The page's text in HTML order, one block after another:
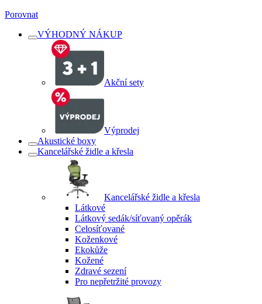
Porovnat
VÝHODNÝ NÁKUP
Akční sety
Výprodej
Akustické boxy
Kancelářské židle a křesla
Kancelářské židle a křesla
Látkové
Látkový sedák/síťovaný opěrák
Celosíťované
Koženkové
Ekokůže
Kožené
Zdravé sezení
Pro nepřetržité provozy